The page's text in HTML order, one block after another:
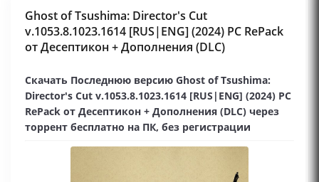
Ghost of Tsushima: Director's Cut
v.1053.8.1023.1614 [RUS|ENG] (2024) PC RePack
от Десептикон + Дополнения (DLC)
Скачать Последнюю версию Ghost of Tsushima:
Director's Cut v.1053.8.1023.1614 [RUS|ENG] (2024) PC
RePack от Десептикон + Дополнения (DLC) через
торрент бесплатно на ПК, без регистрации